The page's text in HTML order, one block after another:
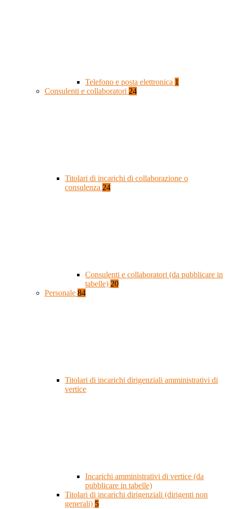
Telefono e posta elettronica 1
Consulenti e collaboratori 24
Titolari di incarichi di collaborazione o
consulenza 24
Consulenti e collaboratori (da pubblicare in
tabelle) 20
Personale 84
Titolari di incarichi dirigenziali amministrativi di
vertice
Incarichi amministrativi di vertice (da
pubblicare in tabelle)
Titolari di incarichi dirigenziali (dirigenti non
generali) 5